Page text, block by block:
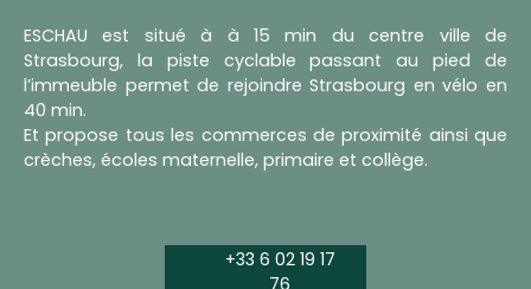
ESCHAU est situé à à 15 min du centre ville de
Strasbourg, la piste cyclable passant au pied de
l’immeuble permet de rejoindre Strasbourg en vélo en
40 min.
Et propose tous les commerces de proximité ainsi que
crèches, écoles maternelle, primaire et collège.
+33 6 02 19 17